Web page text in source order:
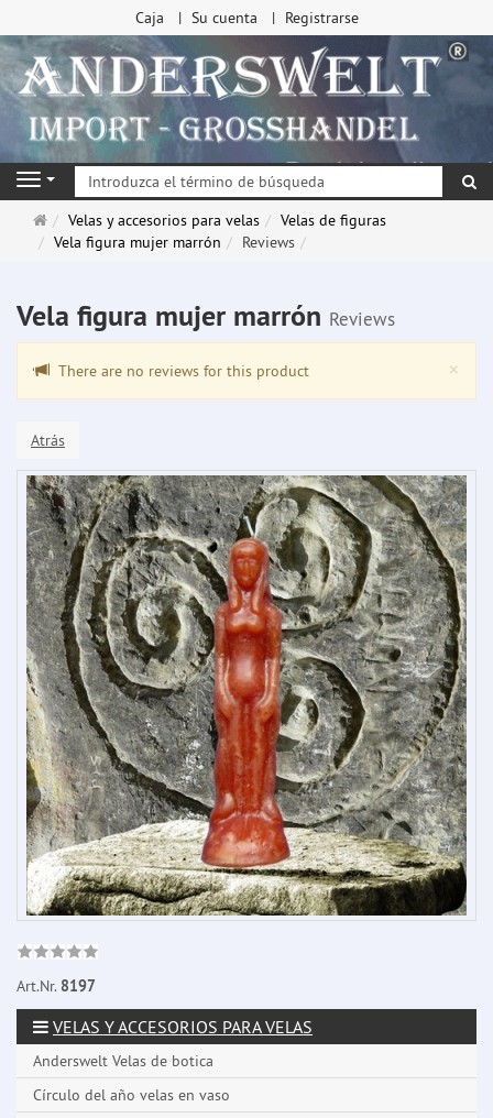
Caja Su cuenta Registrarse
Navigation
Página
de
Velas y accesorios para velas
Velas de figuras
Vela figura mujer marrón
Reviews
Vela figura mujer marrón Reviews
×
There are no reviews for this product
Atrás
Art.Nr. 8197
VELAS Y ACCESORIOS PARA VELAS
Anderswelt Velas de botica
Círculo del año velas en vaso